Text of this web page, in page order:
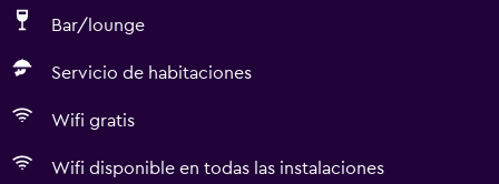
Bar/lounge
Servicio de habitaciones
Wifi gratis
Wifi disponible en todas las instalaciones